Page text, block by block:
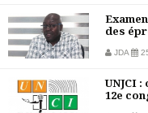
des
JDA
UNJCI
12e